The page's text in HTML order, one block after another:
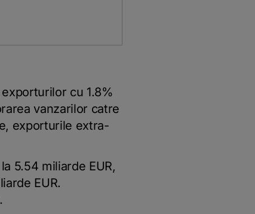
cu 1.8%
vanzarilor catre
exporturile extra-
5.54 miliarde EUR,
EUR.